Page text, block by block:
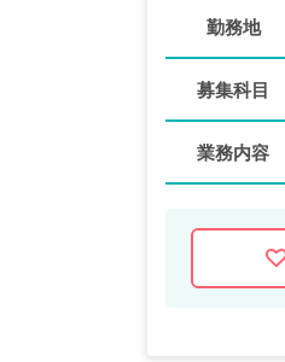
勤務地
募集科目
業務内容